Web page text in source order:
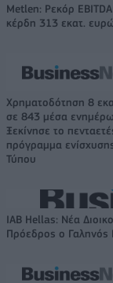
Metlen: Ρεκόρ
κέρδη 313 εκατ.
Χρηματοδότηση 8
σε 843 μέσα
Ξεκίνησε το
πρόγραμμα
Τύπου
IAB Hellas: Νέα
Πρόεδρος ο Γαληνός